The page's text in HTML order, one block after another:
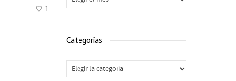
1
Categorías
Categorías